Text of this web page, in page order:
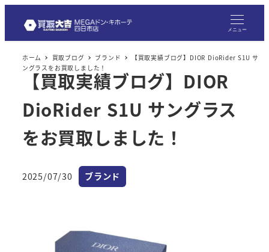
メニュー
ホーム 買取ブログ ブランド
【買取実績ブログ】DIOR DioRider S1U サ
ングラスをお買取しました！
【買取実績ブログ】DIOR
DioRider S1U サングラス
をお買取しました！
投稿日
2025/07/30 カテゴリー
ブランド